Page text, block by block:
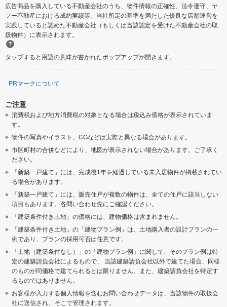
広告商品を購入している不動産会社のうち、物件情報の正確性、法令遵守、ヤ
フー不動産における成約実績等、当社所定の基準を満たした優良な店舗運営を
実践していると認めた不動産会社（もしくは当該認定を受けた不動産会社の取
扱物件）に表示されます。
タップすると用語の意味が書かれたポップアップが開きます。
PRマークについて
ご注意
消費税および地方消費税の対象となる場合は税込み価格が表示されていま
す。
物件の写真やイラスト、CGなどは実際と異なる場合があります。
市区町村の合併などにより、地図が表示されない場合があります。ご了承く
ださい。
「新築一戸建て」には、完成後1年を経過している未入居物件が掲載されてい
る場合があります。
「新築一戸建て」には、販売住戸が複数の物件は、全ての住戸に該当しない
項目もあります。各問い合わせ先にご確認ください。
「建築条件付き土地」の価格には、建物価格は含まれません。
「建築条件付き土地」の「建物プラン例」は、土地購入者の設計プランの一
例であり、プランの採用可否は任意です。
「土地（建築条件なし）」の「建物プラン例」に関して、そのプラン例は特
定の建築請負会社によるもので、 当該建築請負会社以外で建てた場合、同様
のものが同価格で建てられるとは限りません。また、建築請負会社を特定す
るものではありません。
お客様が入力する個人情報を含むお問い合わせデータは、当該物件の取扱会
社に送信され、そこで管理されます。